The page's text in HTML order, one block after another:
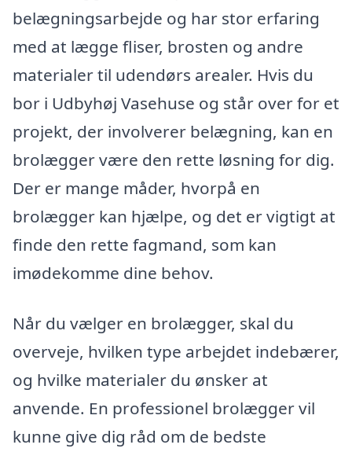
belægningsarbejde og har stor erfaring
med at lægge fliser, brosten og andre
materialer til udendørs arealer. Hvis du
bor i Udbyhøj Vasehuse og står over for et
projekt, der involverer belægning, kan en
brolægger være den rette løsning for dig.
Der er mange måder, hvorpå en
brolægger kan hjælpe, og det er vigtigt at
finde den rette fagmand, som kan
imødekomme dine behov.
Når du vælger en brolægger, skal du
overveje, hvilken type arbejdet indebærer,
og hvilke materialer du ønsker at
anvende. En professionel brolægger vil
kunne give dig råd om de bedste